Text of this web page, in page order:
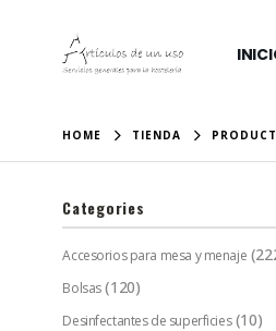
HOME TIENDA
Categories
Accesorios para mesa y menaje
Bolsas (120)
Desinfectantes de superficies (10)